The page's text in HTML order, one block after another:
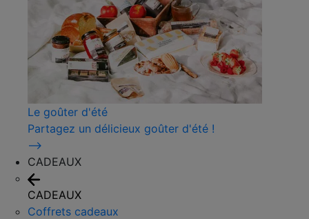
Le goûter d'été
Partagez un délicieux goûter d'été !
⟶
CADEAUX
CADEAUX
Coffrets cadeaux